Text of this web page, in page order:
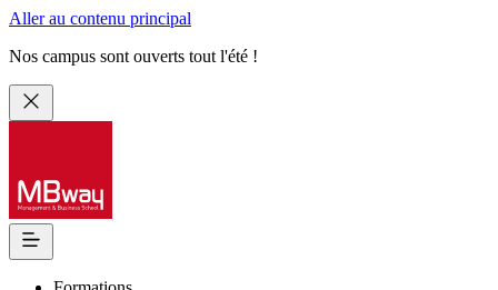
Aller au contenu principal
Nos campus sont ouverts tout l'été !